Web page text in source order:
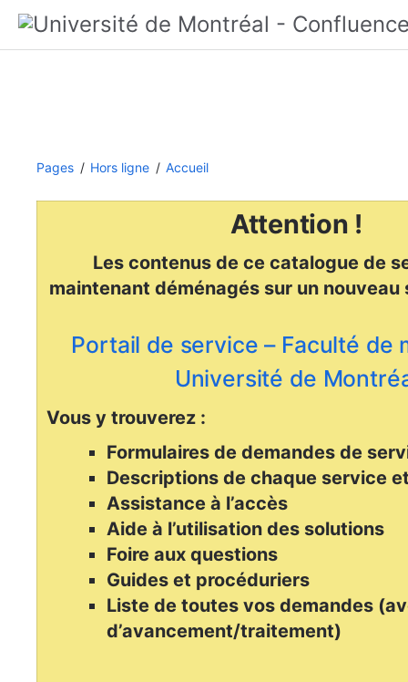
Pages Hors ligne Accueil
Attention !
Les contenus de ce catalogue de
maintenant déménagéssur un nouveau
Portail de service – Faculté de
Université de
Vous y trouverez :
Formulaires de demandes de
Descriptions de chaque service
Assistance à l’accès
Aide à l’utilisation des solutions
Foire aux questions
Guides et procéduriers
Liste de toutes vos demandes
d’avancement/traitement)